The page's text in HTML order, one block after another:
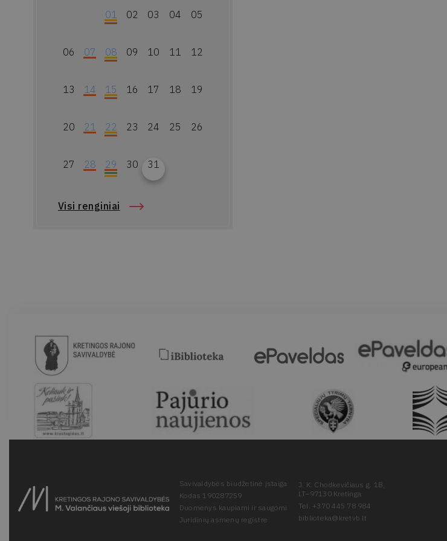
01 02 03 04 05
06 07 08 09 10 11 12
13 14 15 16 17 18 19
20 21 22 23 24 25 26
27 28 29 30 31
Visi renginiai
Savivaldybės biudžetinė įstaiga
Kodas 190287259
Duomenys kaupiami ir saugomi
Juridinių asmenų registre
J. K. Chodkevičiaus g. 1B,
LT–97130 Kretinga
Tel. +370 445 78 984
biblioteka@kretvb.lt